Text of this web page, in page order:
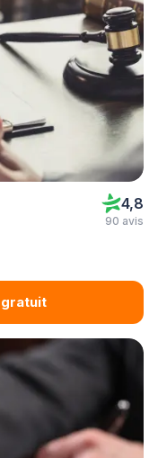
4,8
90 avis
gratuit